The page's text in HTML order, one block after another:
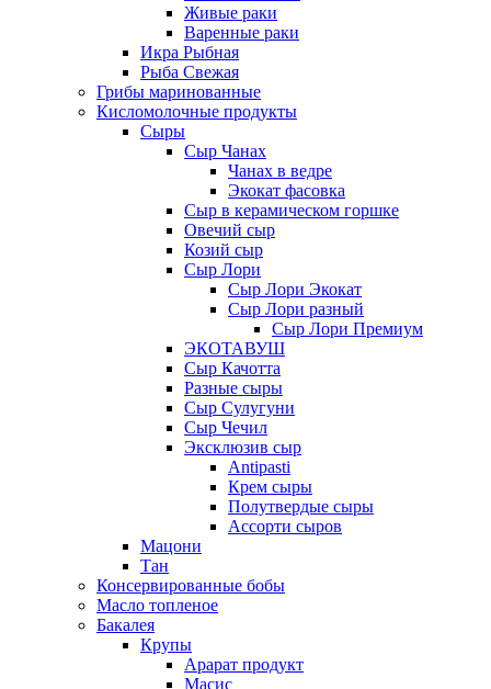
Живые раки
Варенные раки
Икра Рыбная
Рыба Свежая
Грибы маринованные
Кисломолочные продукты
Сыры
Сыр Чанах
Чанах в ведре
Экокат фасовка
Сыр в керамическом горшке
Овечий сыр
Козий сыр
Сыр Лори
Сыр Лори Экокат
Сыр Лори разный
Сыр Лори Премиум
ЭКОТАВУШ
Сыр Качотта
Разные сыры
Сыр Сулугуни
Сыр Чечил
Эксклюзив сыр
Antipasti
Крем сыры
Полутвердые сыры
Ассорти сыров
Мацони
Тан
Консервированные бобы
Масло топленое
Бакалея
Крупы
Арарат продукт
Масис